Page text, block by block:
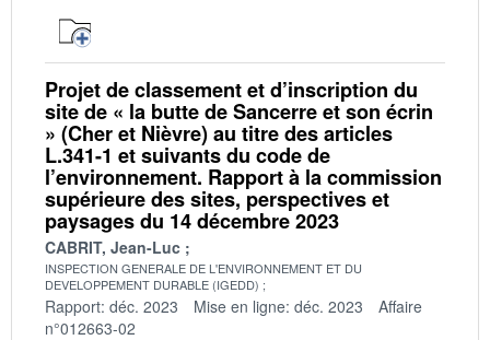
Projet de classement et d’inscription du
site de « la butte de Sancerre et son écrin
» (Cher et Nièvre) au titre des articles
L.341-1 et suivants du code de
l’environnement. Rapport à la commission
supérieure des sites, perspectives et
paysages du 14 décembre 2023
CABRIT, Jean-Luc
INSPECTION GENERALE DE L'ENVIRONNEMENT ET DU
DEVELOPPEMENT DURABLE (IGEDD)
Rapport: déc. 2023 Mise en ligne: déc. 2023
Affaire
n°012663-02